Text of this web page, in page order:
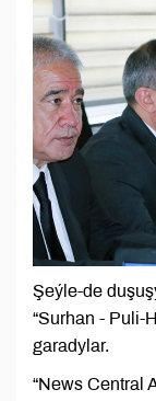
Şeýle-de
“Surhan - Puli-
garadylar.
“News Central